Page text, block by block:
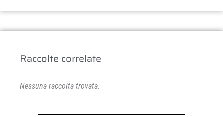
Raccolte correlate
Nessuna raccolta trovata.